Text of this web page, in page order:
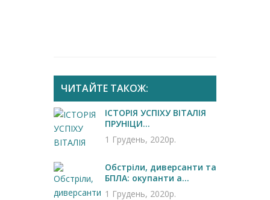
ЧИТАЙТЕ ТАКОЖ:
ІСТОРІЯ УСПІХУ ВІТАЛІЯ
ПРУНІЦИ...
1 Грудень, 2020р.
Обстріли, диверсанти та
БПЛА: окупанти а...
1 Грудень, 2020р.